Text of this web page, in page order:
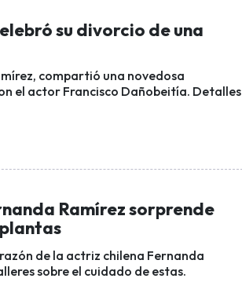
su divorcio de una
compartió una novedosa
el actor Francisco Dañobeitía. Detalles
Ramírez sorprende
de la actriz chilena Fernanda
sobre el cuidado de estas.